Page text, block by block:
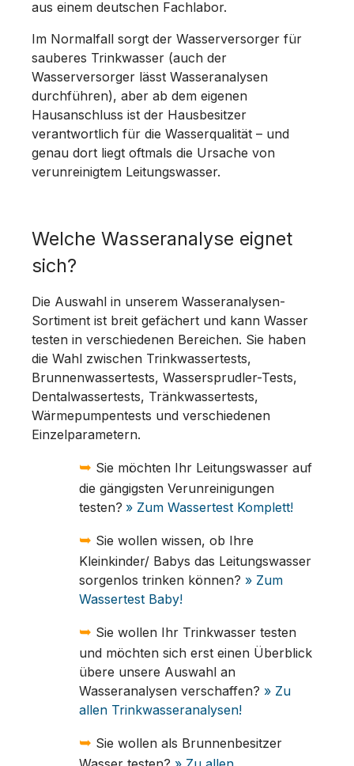
aus einem deutschen Fachlabor.
Im Normalfall sorgt der Wasserversorger für
sauberes Trinkwasser (auch der
Wasserversorger lässt Wasseranalysen
durchführen), aber ab dem eigenen
Hausanschluss ist der Hausbesitzer
verantwortlich für die Wasserqualität – und
genau dort liegt oftmals die Ursache von
verunreinigtem Leitungswasser.
Welche Wasseranalyse eignet
sich?
Die Auswahl in unserem Wasseranalysen-
Sortiment ist breit gefächert und kann Wasser
testen in verschiedenen Bereichen. Sie haben
die Wahl zwischen Trinkwassertests,
Brunnenwassertests, Wassersprudler-Tests,
Dentalwassertests, Tränkwassertests,
Wärmepumpentests und verschiedenen
Einzelparametern.
➥ Sie möchten Ihr Leitungswasser auf
die gängigsten Verunreinigungen
testen? » Zum Wassertest Komplett!
➥ Sie wollen wissen, ob Ihre
Kleinkinder/ Babys das Leitungswasser
sorgenlos trinken können? » Zum
Wassertest Baby!
➥ Sie wollen Ihr Trinkwasser testen
und möchten sich erst einen Überblick
übere unsere Auswahl an
Wasseranalysen verschaffen? » Zu
allen Trinkwasseranalysen!
➥ Sie wollen als Brunnenbesitzer